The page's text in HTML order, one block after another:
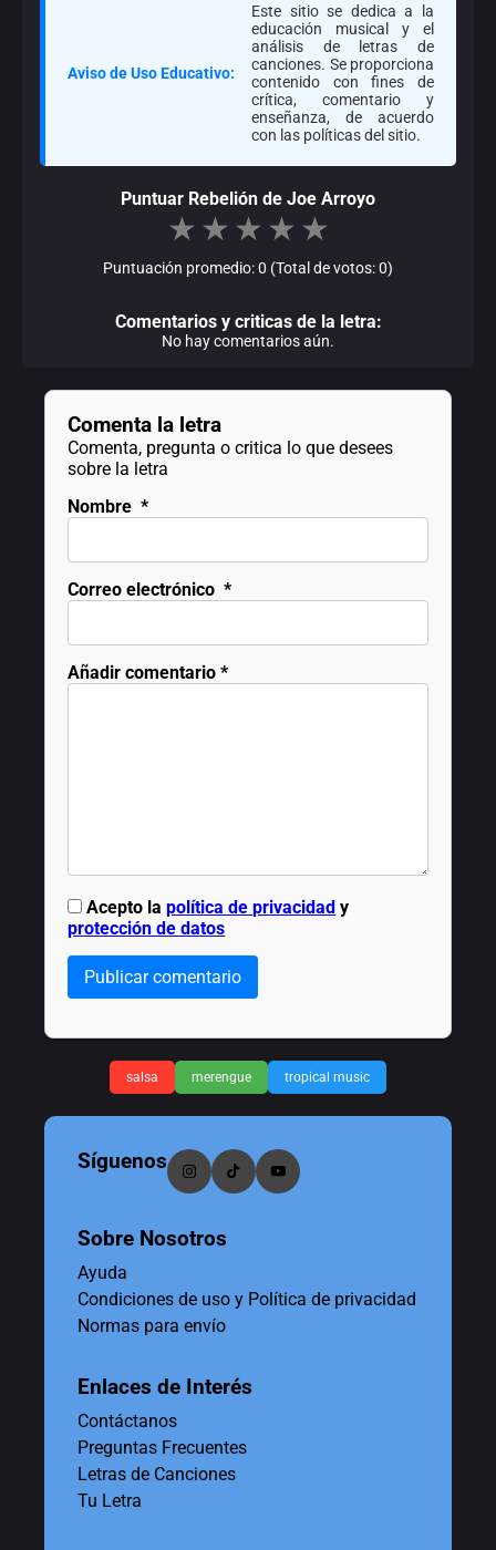
Aviso de Uso Educativo:
Este sitio se dedica a la
educación musical y el
análisis de letras de
canciones. Se proporciona
contenido con fines de
crítica, comentario y
enseñanza, de acuerdo
con las políticas del sitio.
Puntuar Rebelión de Joe Arroyo
★ ★ ★ ★ ★
Puntuación promedio: 0 (Total de votos: 0)
Comentarios y criticas de la letra:
No hay comentarios aún.
Comenta la letra
Comenta, pregunta o critica lo que desees
sobre la letra
Nombre *
Correo electrónico *
Añadir comentario *
Acepto lapolítica de privacidad y
protección de datos
Publicar comentario
salsa merengue tropical music
Síguenos
Sobre Nosotros
Ayuda
Condiciones de uso y Política de privacidad
Normas para envío
Enlaces de Interés
Contáctanos
Preguntas Frecuentes
Letras de Canciones
Tu Letra